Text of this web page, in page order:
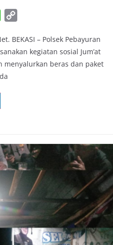
W
a
t
s
A
p
y
L
BEKASI – Polsek Pebayuran
kegiatan sosial Jum’at
menyalurkan beras dan paket